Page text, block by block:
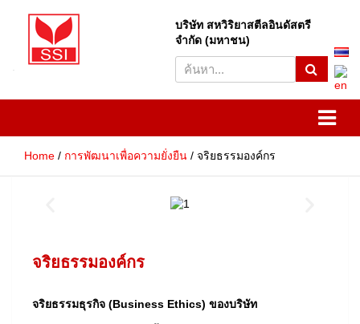
Sahaviriya Steel Industries
บริษัท สหวิริยาสตีลอินดัสตรี
จำกัด (มหาชน)
S
e
c
Home การพัฒนาเพื่อความยั่งยืน จริยธรรมองค์กร
จริยธรรมองค์กร
จริยธรรมธุรกิจ (Business Ethics) ของบริษัท